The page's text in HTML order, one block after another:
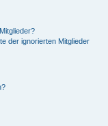
der ignorierten Mitglieder